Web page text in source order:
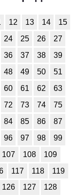
10
11
10
11
9 10
11
12 13 14
15
24 25 26
27
36 37 38
39
48 49 50
51
60 61 62
63
72 73 74
75
84 85 86
87
96 97 98
99
107 108
109
117 118
119
126 127
128